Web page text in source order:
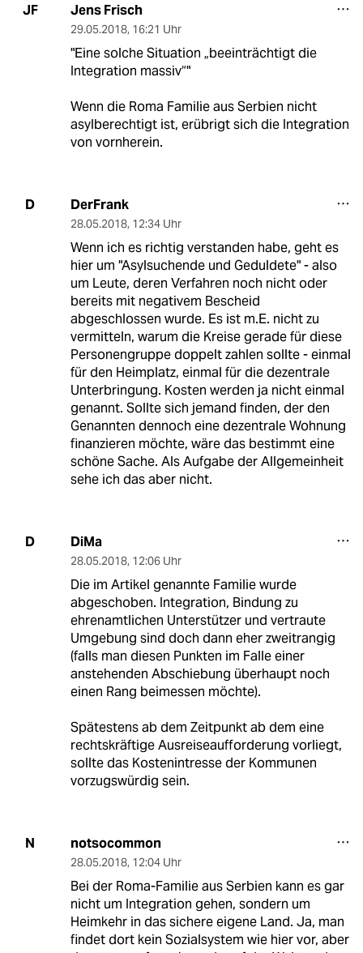
JF Jens Frisch
29.05.2018, 16:21 Uhr
"Eine solche Situation „beeinträchtigt die
Integration massiv“"
Wenn die Roma Familie aus Serbien nicht
asylberechtigt ist, erübrigt sich die Integration
von vornherein.
D DerFrank
28.05.2018, 12:34 Uhr
Wenn ich es richtig verstanden habe, geht es
hier um "Asylsuchende und Geduldete" - also
um Leute, deren Verfahren noch nicht oder
bereits mit negativem Bescheid
abgeschlossen wurde. Es ist m.E. nicht zu
vermitteln, warum die Kreise gerade für diese
Personengruppe doppelt zahlen sollte - einmal
für den Heimplatz, einmal für die dezentrale
Unterbringung. Kosten werden ja nicht einmal
genannt. Sollte sich jemand finden, der den
Genannten dennoch eine dezentrale Wohnung
finanzieren möchte, wäre das bestimmt eine
schöne Sache. Als Aufgabe der Allgemeinheit
sehe ich das aber nicht.
D DiMa
28.05.2018, 12:06 Uhr
Die im Artikel genannte Familie wurde
abgeschoben. Integration, Bindung zu
ehrenamtlichen Unterstützer und vertraute
Umgebung sind doch dann eher zweitrangig
(falls man diesen Punkten im Falle einer
anstehenden Abschiebung überhaupt noch
einen Rang beimessen möchte).
Spätestens ab dem Zeitpunkt ab dem eine
rechtskräftige Ausreiseaufforderung vorliegt,
sollte das Kostenintresse der Kommunen
vorzugswürdig sein.
N notsocommon
28.05.2018, 12:04 Uhr
Bei der Roma-Familie aus Serbien kann es gar
nicht um Integration gehen, sondern um
Heimkehr in das sichere eigene Land. Ja, man
findet dort kein Sozialsystem wie hier vor, aber